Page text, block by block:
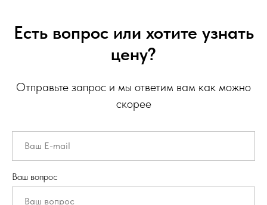
Есть вопрос или хотите узнать
цену?
Отправьте запрос и мы ответим вам как можно
скорее
Ваш вопрос